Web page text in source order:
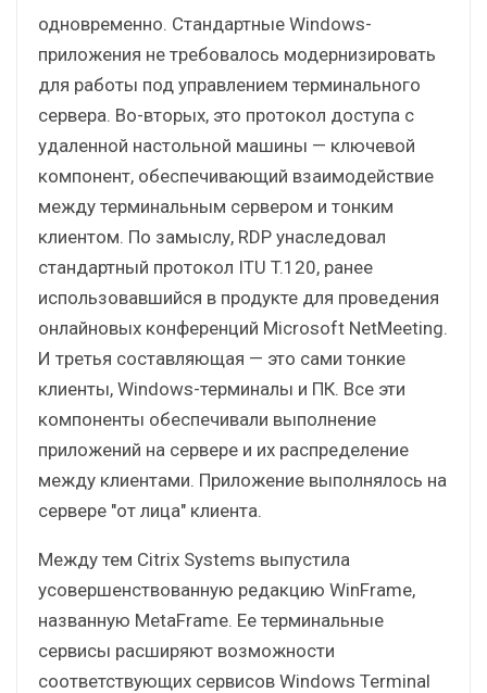
одновременно. Стандартные Windows-
приложения не требовалось модернизировать
для работы под управлением терминального
сервера. Во-вторых, это протокол доступа с
удаленной настольной машины — ключевой
компонент, обеспечивающий взаимодействие
между терминальным сервером и тонким
клиентом. По замыслу, RDP унаследовал
стандартный протокол ITU T.120, ранее
использовавшийся в продукте для проведения
онлайновых конференций Microsoft NetMeeting.
И третья составляющая — это сами тонкие
клиенты, Windows-терминалы и ПК. Все эти
компоненты обеспечивали выполнение
приложений на сервере и их распределение
между клиентами. Приложение выполнялось на
сервере "от лица" клиента.
Между тем Citrix Systems выпустила
усовершенствованную редакцию WinFrame,
названную MetaFrame. Ее терминальные
сервисы расширяют возможности
соответствующих сервисов Windows Terminal